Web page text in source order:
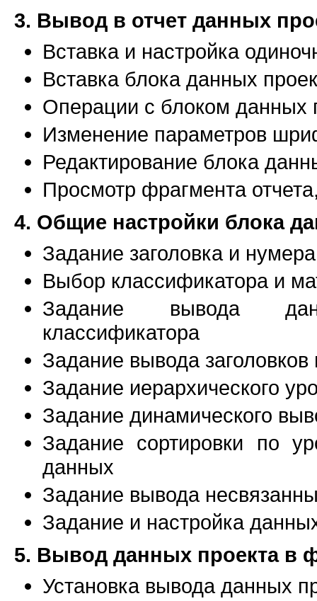
3. Вывод в отчет данных
Вставка и настройка
Вставка блока данных
Операции с блоком данных
Изменение параметров
Редактирование блока
Просмотр фрагмента
4. Общие настройки блока
Задание заголовка и
Выбор классификатора и
Задание вывода
классификатора
Задание вывода заголовков
Задание иерархического
Задание динамического
Задание сортировки по
данных
Задание вывода
Задание и настройка
5. Вывод данных проекта в
Установка вывода данных